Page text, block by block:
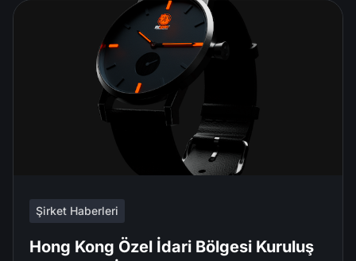
Şirket Haberleri
Hong Kong Özel İdari Bölgesi Kuruluş